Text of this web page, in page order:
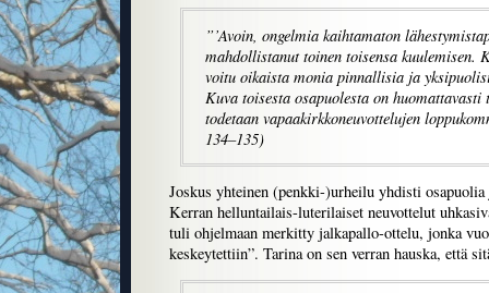
”’Avoin, ongelmia kaihtamaton
mahdollistanut toinen toisensa kuulemisen.
voitu oikaista monia pinnallisia ja
Kuva toisesta osapuolesta on huomattavasti
todetaan vapaakirkkoneuvottelujen
134–135)
Joskus yhteinen (penkki-)urheilu yhdisti
Kerran helluntailais-luterilaiset neuvottelut
tuli ohjelmaan merkitty jalkapallo-ottelu, jonka
keskeytettiin”. Tarina on sen verran hauska, että